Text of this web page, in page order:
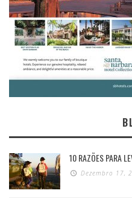
10 RAZÕES PARA
Dezembro 17,